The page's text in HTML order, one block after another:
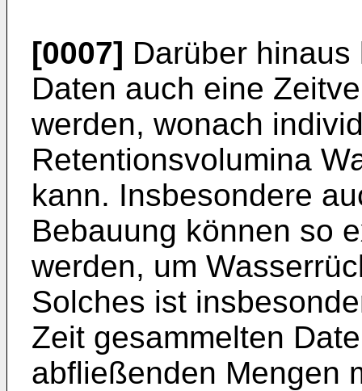
[0007] Darüber
Daten auch eine
werden, wonach
Retentionsvolumina
kann. Insbesondere
Bebauung können so
werden, um
Solches ist
Zeit gesammelten
abfließenden Mengen